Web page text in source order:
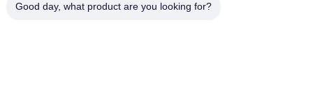
Good day, what product are you looking for?